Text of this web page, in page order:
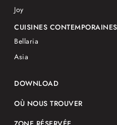
Joy
CUISINES CONTEMPORAINES
Bellaria
Asia
DOWNLOAD
OÙ NOUS TROUVER